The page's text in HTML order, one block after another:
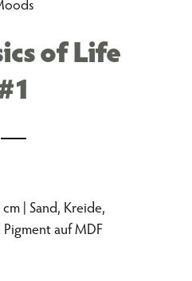
of Life
| Sand, Kreide,
auf MDF